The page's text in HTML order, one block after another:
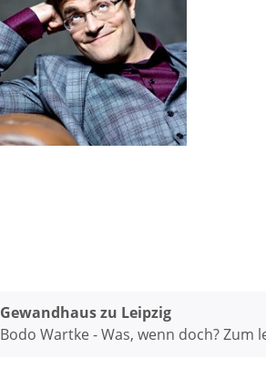
Gewandhaus zu Leipzig
Bodo Wartke - Was, wenn doch? Zum